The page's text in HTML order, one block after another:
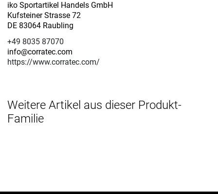
iko Sportartikel Handels GmbH
Kufsteiner Strasse 72
DE 83064 Raubling
+49 8035 87070
info@corratec.com
https://www.corratec.com/
Weitere Artikel aus dieser Produkt-
Familie